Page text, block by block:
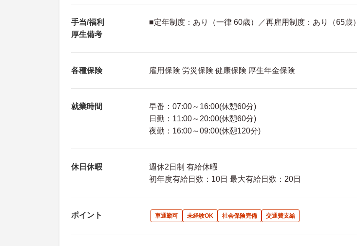
手当/福利
厚生備考
■定年制度：あり（一律 60歳）／再雇用制度：あり（65歳）
各種保険 雇用保険 労災保険 健康保険 厚生年金保険
就業時間
早番：07:00～16:00(休憩60分)
日勤：11:00～20:00(休憩60分)
夜勤：16:00～09:00(休憩120分)
休日休暇
週休2日制 有給休暇
初年度有給日数：10日 最大有給日数：20日
ポイント 車通勤可 未経験OK 社会保険完備 交通費支給